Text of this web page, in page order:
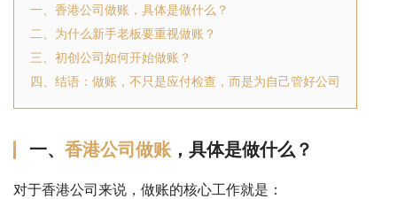
一、香港公司做账，具体是做什么？
二、为什么新手老板要重视做账？
三、初创公司如何开始做账？
四、结语：做账，不只是应付检查，而是为自己管好公司
一、 香港公司做账 ，具体是做什么？
对于香港公司来说，做账的核心工作就是：